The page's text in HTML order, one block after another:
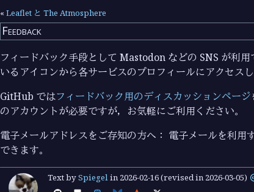
« Leaflet と The Atmosphere
Feedback
フィードバック手段として Mastodon などの SNS が利
いるアイコンから各サービスのプロフィールにアクセスし
GitHub ではフィードバック用のディスカッションページ
のアカウントが必要ですが，お気軽にご利用ください。
電子メールアドレスをご存知の方へ： 電子メールを利用
できます。
Text bySpiegelin 2026-02-16(revised in 2026-03-05)